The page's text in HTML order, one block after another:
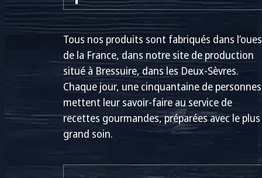
Tous nos produits sont fabriqués dans
de la France, dans notre site de production
situé à Bressuire, dans les Deux-Sèvres.
Chaque jour, une cinquantaine de personnes
mettent leur savoir-faire au service de
recettes gourmandes, préparées avec le plus
grand soin.